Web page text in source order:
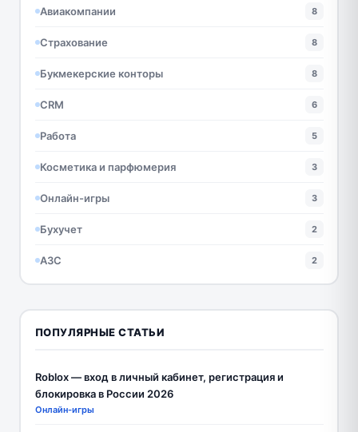
Авиакомпании 8
Страхование 8
Букмекерские конторы 8
CRM 6
Работа 5
Косметика и парфюмерия 3
Онлайн-игры 3
Бухучет 2
АЗС 2
ПОПУЛЯРНЫЕ СТАТЬИ
Roblox — вход в личный кабинет, регистрация и
блокировка в России 2026
Онлайн-игры